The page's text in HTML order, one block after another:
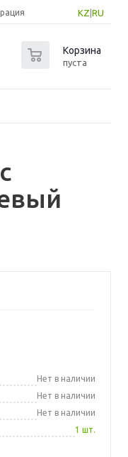
KZ RU
Корзина
пуста
Нет в наличии
Нет в наличии
Нет в наличии
1 шт.